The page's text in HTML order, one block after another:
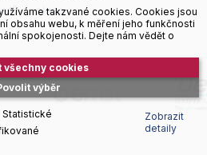
cookiestakzvané cookies. Cookies jsou
obsahu webu, k měření jeho funkčnosti
spokojenosti. Dejte nám vědět o
Povolit výběr
všechny cookies
Statistické
Zobrazit
detaily